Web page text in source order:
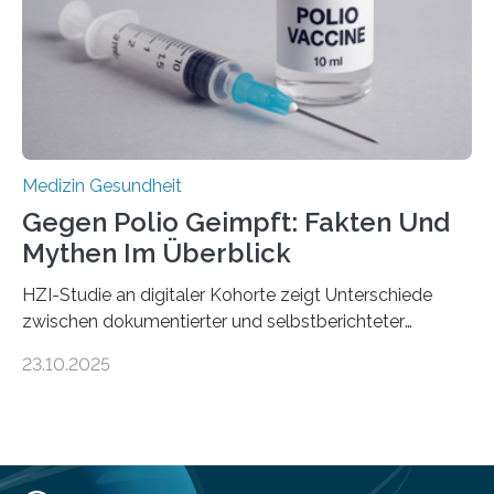
Universitätsklinikum Tübingen haben eine solche
Schwachstelle im Erbgut einer Untergruppe des
Medulloblastoms gefunden. Die Wilhelm Sander-
Stiftung unterstützte das Projekt…
Medizin Gesundheit
Gegen Polio Geimpft: Fakten Und
Mythen Im Überblick
HZI-Studie an digitaler Kohorte zeigt Unterschiede
zwischen dokumentierter und selbstberichteter
Kinderlähmung, ist eine ansteckende Krankheit, die
nur noch in zwei Ländern endemisch. Bis das Virus
23.10.2025